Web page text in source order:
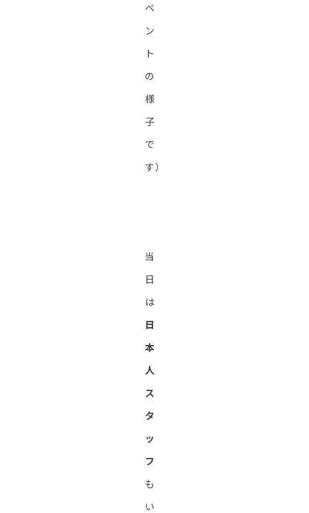
ベ
ン
ト
の
様
子
で
す）
当
日
は
日
本
人
ス
タ
ッ
フ
も
い